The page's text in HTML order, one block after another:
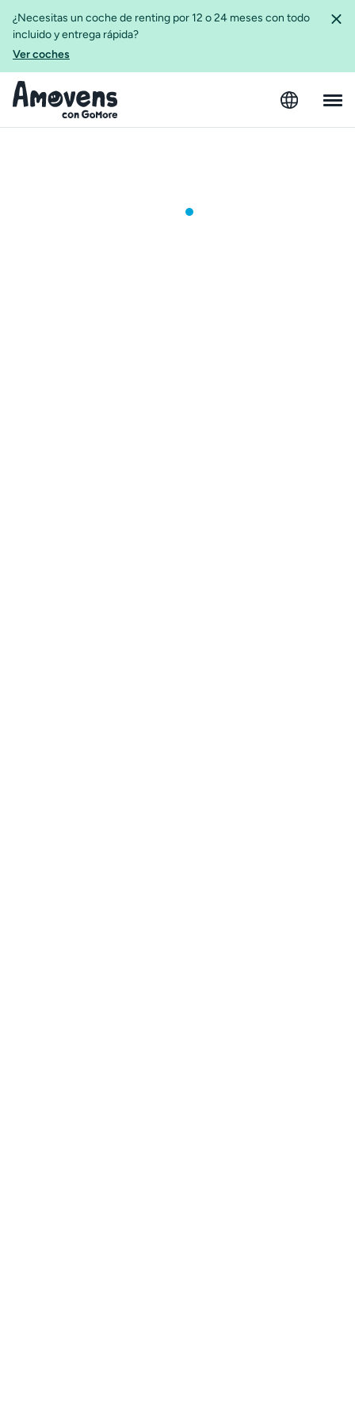
¿Necesitas un coche de renting por 12 o 24 meses con todo
incluido y entrega rápida?
Ver coches